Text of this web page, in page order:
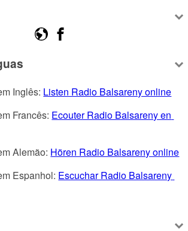
Inglês: Listen Radio Balsareny online
Francês: Ecouter Radio Balsareny en
Alemão: Hören Radio Balsareny online
Espanhol: Escuchar Radio Balsareny